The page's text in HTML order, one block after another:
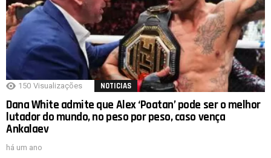
150 Visualizações NOTICIAS
Dana White admite que Alex ‘Poatan’ pode ser o melhor
lutador do mundo, no peso por peso, caso vença
Ankalaev
há um ano